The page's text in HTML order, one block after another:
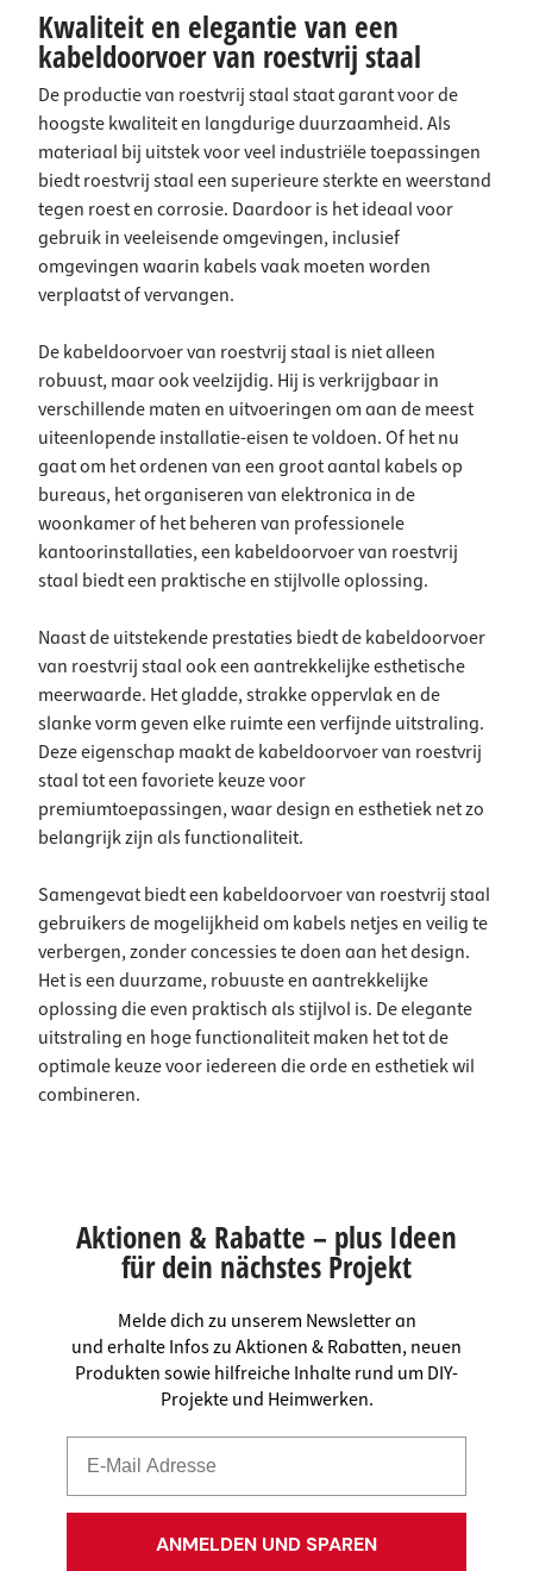
Kwaliteit en elegantie van een
kabeldoorvoer van roestvrij staal
De productie van roestvrij staal staat garant voor de
hoogste kwaliteit en langdurige duurzaamheid. Als
materiaal bij uitstek voor veel industriële toepassingen
biedt roestvrij staal een superieure sterkte en weerstand
tegen roest en corrosie. Daardoor is het ideaal voor
gebruik in veeleisende omgevingen, inclusief
omgevingen waarin kabels vaak moeten worden
verplaatst of vervangen.
De kabeldoorvoer van roestvrij staal is niet alleen
robuust, maar ook veelzijdig. Hij is verkrijgbaar in
verschillende maten en uitvoeringen om aan de meest
uiteenlopende installatie-eisen te voldoen. Of het nu
gaat om het ordenen van een groot aantal kabels op
bureaus, het organiseren van elektronica in de
woonkamer of het beheren van professionele
kantoorinstallaties, een kabeldoorvoer van roestvrij
staal biedt een praktische en stijlvolle oplossing.
Naast de uitstekende prestaties biedt de kabeldoorvoer
van roestvrij staal ook een aantrekkelijke esthetische
meerwaarde. Het gladde, strakke oppervlak en de
slanke vorm geven elke ruimte een verfijnde uitstraling.
Deze eigenschap maakt de kabeldoorvoer van roestvrij
staal tot een favoriete keuze voor
premiumtoepassingen, waar design en esthetiek net zo
belangrijk zijn als functionaliteit.
Samengevat biedt een kabeldoorvoer van roestvrij staal
gebruikers de mogelijkheid om kabels netjes en veilig te
verbergen, zonder concessies te doen aan het design.
Het is een duurzame, robuuste en aantrekkelijke
oplossing die even praktisch als stijlvol is. De elegante
uitstraling en hoge functionaliteit maken het tot de
optimale keuze voor iedereen die orde en esthetiek wil
combineren.
Aktionen & Rabatte – plus Ideen
für dein nächstes Projekt
Melde dich zu unserem Newsletter an
und erhalte Infos zu Aktionen & Rabatten, neuen
Produkten sowie hilfreiche Inhalte rund um DIY-
Projekte und Heimwerken.
ANMELDEN UND SPAREN